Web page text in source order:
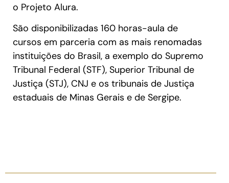
o Projeto Alura.
São disponibilizadas 160 horas-aula de
cursos em parceria com as mais renomadas
instituições do Brasil, a exemplo do Supremo
Tribunal Federal (STF), Superior Tribunal de
Justiça (STJ), CNJ e os tribunais de Justiça
estaduais de Minas Gerais e de Sergipe.